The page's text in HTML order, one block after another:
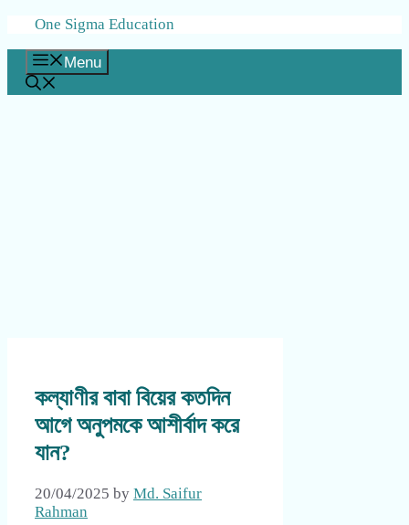
Skip
content
One Sigma Education
Menu
কল্যাণীর বাবা বিয়ের কতদিন
আগে অনুপমকে আশীর্বাদ করে
যান?
20/04/2025 by Md. Saifur
Rahman